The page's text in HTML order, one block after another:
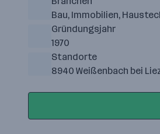
Bau, Immobilien,
Gründungsjahr
1970
Standorte
8940 Weißenbach bei